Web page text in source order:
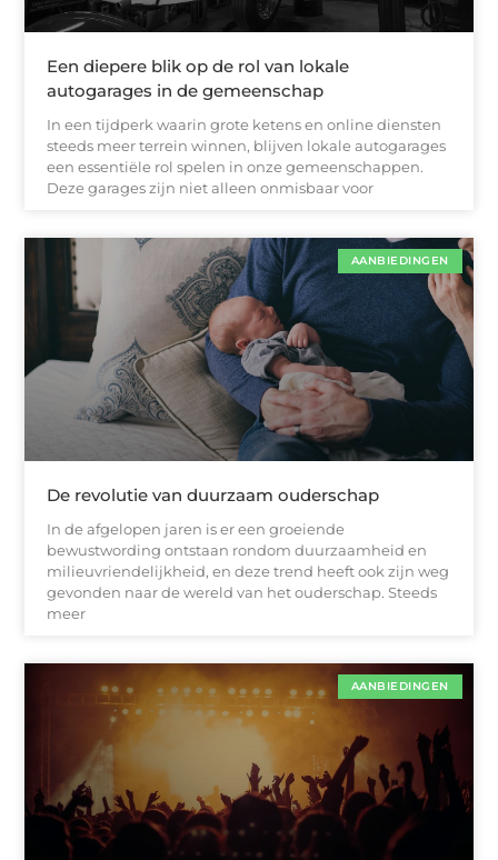
Een diepere blik op de rol van lokale
autogarages in de gemeenschap
In een tijdperk waarin grote ketens en online diensten
steeds meer terrein winnen, blijven lokale autogarages
een essentiële rol spelen in onze gemeenschappen.
Deze garages zijn niet alleen onmisbaar voor
AANBIEDINGEN
De revolutie van duurzaam ouderschap
In de afgelopen jaren is er een groeiende
bewustwording ontstaan rondom duurzaamheid en
milieuvriendelijkheid, en deze trend heeft ook zijn weg
gevonden naar de wereld van het ouderschap. Steeds
meer
AANBIEDINGEN